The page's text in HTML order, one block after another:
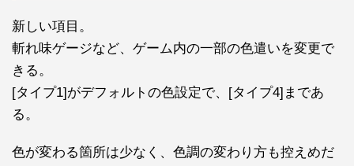
新しい項目。
斬れ味ゲージなど、ゲーム内の一部の色遣いを変更で
きる。
[タイプ1]がデフォルトの色設定で、[タイプ4]まであ
る。
色が変わる箇所は少なく、色調の変わり方も控えめだ